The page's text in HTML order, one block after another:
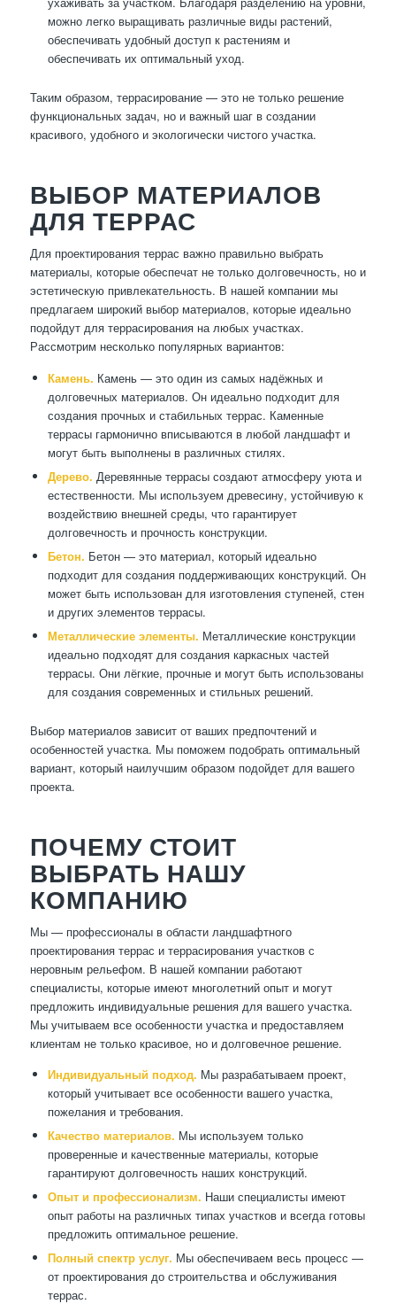
можно легко выращивать различные виды растений,
обеспечивать удобный доступ к растениям и
обеспечивать их оптимальный уход.
Таким образом, террасирование — это не только решение
функциональных задач, но и важный шаг в создании
красивого, удобного и экологически чистого участка.
ВЫБОР МАТЕРИАЛОВ
ДЛЯ ТЕРРАС
Для проектирования террас важно правильно выбрать
материалы, которые обеспечат не только долговечность, но и
эстетическую привлекательность. В нашей компании мы
предлагаем широкий выбор материалов, которые идеально
подойдут для террасирования на любых участках.
Рассмотрим несколько популярных вариантов:
Камень. Камень — это один из самых надёжных и
долговечных материалов. Он идеально подходит для
создания прочных и стабильных террас. Каменные
террасы гармонично вписываются в любой ландшафт и
могут быть выполнены в различных стилях.
Дерево. Деревянные террасы создают атмосферу уюта и
естественности. Мы используем древесину, устойчивую к
воздействию внешней среды, что гарантирует
долговечность и прочность конструкции.
Бетон. Бетон — это материал, который идеально
подходит для создания поддерживающих конструкций. Он
может быть использован для изготовления ступеней, стен
и других элементов террасы.
Металлические элементы. Металлические конструкции
идеально подходят для создания каркасных частей
террасы. Они лёгкие, прочные и могут быть использованы
для создания современных и стильных решений.
Выбор материалов зависит от ваших предпочтений и
особенностей участка. Мы поможем подобрать оптимальный
вариант, который наилучшим образом подойдет для вашего
проекта.
ПОЧЕМУ СТОИТ
ВЫБРАТЬ НАШУ
КОМПАНИЮ
Мы — профессионалы в области ландшафтного
проектирования террас и террасирования участков с
неровным рельефом. В нашей компании работают
специалисты, которые имеют многолетний опыт и могут
предложить индивидуальные решения для вашего участка.
Мы учитываем все особенности участка и предоставляем
клиентам не только красивое, но и долговечное решение.
Индивидуальный подход. Мы разрабатываем проект,
который учитывает все особенности вашего участка,
пожелания и требования.
Качество материалов. Мы используем только
проверенные и качественные материалы, которые
гарантируют долговечность наших конструкций.
Опыт и профессионализм. Наши специалисты имеют
опыт работы на различных типах участков и всегда готовы
предложить оптимальное решение.
Полный спектр услуг. Мы обеспечиваем весь процесс —
от проектирования до строительства и обслуживания
террас.